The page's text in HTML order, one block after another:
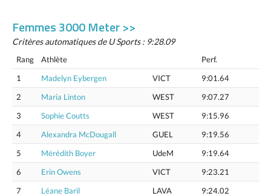
Femmes 3000 Meter >>
Critères automatiques de U Sports : 9:28.09
Rang Athlète
Perf.
1
Madelyn Eybergen VICT
9:01.64
2
Maria Linton WEST
9:07.27
3
Sophie Coutts WEST
9:15.96
4
Alexandra McDougall GUEL
9:19.56
5
Mérédith Boyer UdeM
9:19.64
6
Erin Owens VICT
9:23.21
7
Léane Baril LAVA
9:24.02